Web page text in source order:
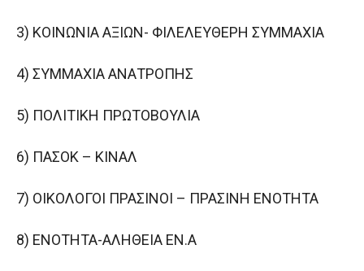
3) ΚΟΙΝΩΝΙΑ ΑΞΙΩΝ- ΦΙΛΕΛΕΥΘΕΡΗ ΣΥΜΜΑΧΙΑ
4) ΣΥΜΜΑΧΙΑ ΑΝΑΤΡΟΠΗΣ
5) ΠΟΛΙΤΙΚΗ ΠΡΩΤΟΒΟΥΛΙΑ
6) ΠΑΣΟΚ – ΚΙΝΑΛ
7) ΟΙΚΟΛΟΓΟΙ ΠΡΑΣΙΝΟΙ – ΠΡΑΣΙΝΗ ΕΝΟΤΗΤΑ
8) ΕΝΟΤΗΤΑ-ΑΛΗΘΕΙΑ ΕΝ.Α